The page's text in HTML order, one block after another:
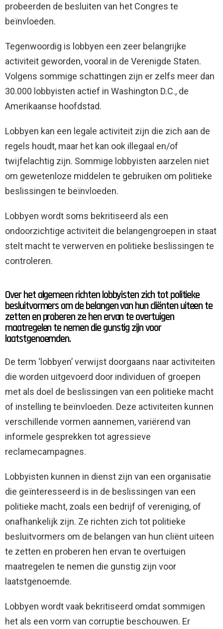
probeerden de besluiten van het Congres te
beïnvloeden.
Tegenwoordig is lobbyen een zeer belangrijke
activiteit geworden, vooral in de Verenigde Staten.
Volgens sommige schattingen zijn er zelfs meer dan
30.000 lobbyisten actief in Washington D.C., de
Amerikaanse hoofdstad.
Lobbyen kan een legale activiteit zijn die zich aan de
regels houdt, maar het kan ook illegaal en/of
twijfelachtig zijn. Sommige lobbyisten aarzelen niet
om gewetenloze middelen te gebruiken om politieke
beslissingen te beïnvloeden.
Lobbyen wordt soms bekritiseerd als een
ondoorzichtige activiteit die belangengroepen in staat
stelt macht te verwerven en politieke beslissingen te
controleren.
Over het algemeen richten lobbyisten zich tot politieke
besluitvormers om de belangen van hun cliënten uiteen te
zetten en proberen ze hen ervan te overtuigen
maatregelen te nemen die gunstig zijn voor
laatstgenoemden.
De term ‘lobbyen’ verwijst doorgaans naar activiteiten
die worden uitgevoerd door individuen of groepen
met als doel de beslissingen van een politieke macht
of instelling te beïnvloeden. Deze activiteiten kunnen
verschillende vormen aannemen, variërend van
informele gesprekken tot agressieve
reclamecampagnes.
Lobbyisten kunnen in dienst zijn van een organisatie
die geïnteresseerd is in de beslissingen van een
politieke macht, zoals een bedrijf of vereniging, of
onafhankelijk zijn. Ze richten zich tot politieke
besluitvormers om de belangen van hun cliënt uiteen
te zetten en proberen hen ervan te overtuigen
maatregelen te nemen die gunstig zijn voor
laatstgenoemde.
Lobbyen wordt vaak bekritiseerd omdat sommigen
het als een vorm van corruptie beschouwen. Er